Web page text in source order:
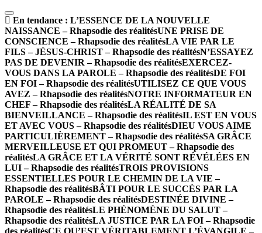
En tendance : L’ESSENCE DE LA NOUVELLE
NAISSANCE – Rhapsodie des réalitésUNE PRISE DE
CONSCIENCE – Rhapsodie des réalitésLA VIE PAR LE
FILS – JÉSUS-CHRIST – Rhapsodie des réalitésN’ESSAYEZ
PAS DE DEVENIR – Rhapsodie des réalitésEXERCEZ-
VOUS DANS LA PAROLE – Rhapsodie des réalitésDE FOI
EN FOI – Rhapsodie des réalitésUTILISEZ CE QUE VOUS
AVEZ – Rhapsodie des réalitésNOTRE INFORMATEUR EN
CHEF – Rhapsodie des réalitésLA RÉALITÉ DE SA
BIENVEILLANCE – Rhapsodie des réalitésIL EST EN VOUS
ET AVEC VOUS – Rhapsodie des réalitésDIEU VOUS AIME
PARTICULIÈREMENT – Rhapsodie des réalitésSA GRÂCE
MERVEILLEUSE ET QUI PROMEUT – Rhapsodie des
réalitésLA GRÂCE ET LA VÉRITÉ SONT RÉVÉLÉES EN
LUI – Rhapsodie des réalitésTROIS PROVISIONS
ESSENTIELLES POUR LE CHEMIN DE LA VIE –
Rhapsodie des réalitésBÂTI POUR LE SUCCÈS PAR LA
PAROLE – Rhapsodie des réalitésDESTINÉE DIVINE –
Rhapsodie des réalitésLE PHÉNOMÈNE DU SALUT –
Rhapsodie des réalitésLA JUSTICE PAR LA FOI – Rhapsodie
des réalitésCE QU’EST VÉRITABLEMENT L’ÉVANGILE –